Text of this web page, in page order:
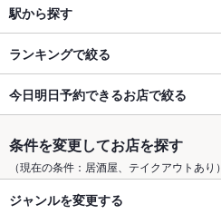
駅から探す
ランキングで絞る
今日明日予約できるお店で絞る
条件を変更してお店を探す
（現在の条件：居酒屋、テイクアウトあり）
ジャンルを変更する